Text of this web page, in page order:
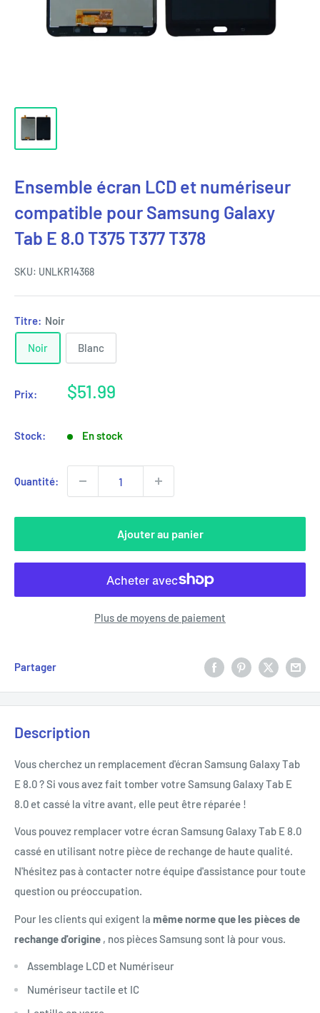
Ensemble écran LCD et numériseur
compatible pour Samsung Galaxy
Tab E 8.0 T375 T377 T378
SKU: UNLKR14368
Titre: Noir
Noir Blanc
Prix:
Prix
$51.99
Stock: En stock
Quantité:
Ajouter au panier
Plus de moyens de paiement
Partager
Description
Vous cherchez un remplacement d'écran Samsung Galaxy Tab
E 8.0 ? Si vous avez fait tomber votre Samsung Galaxy Tab E
8.0 et cassé la vitre avant, elle peut être réparée !
Vous pouvez remplacer votre écran Samsung Galaxy Tab E 8.0
cassé en utilisant notre pièce de rechange de haute qualité.
N'hésitez pas à contacter notre équipe d'assistance pour toute
question ou préoccupation.
Pour les clients qui exigent la même norme que les pièces de
rechange d'origine , nos pièces Samsung sont là pour vous.
Assemblage LCD et Numériseur
Numériseur tactile et IC